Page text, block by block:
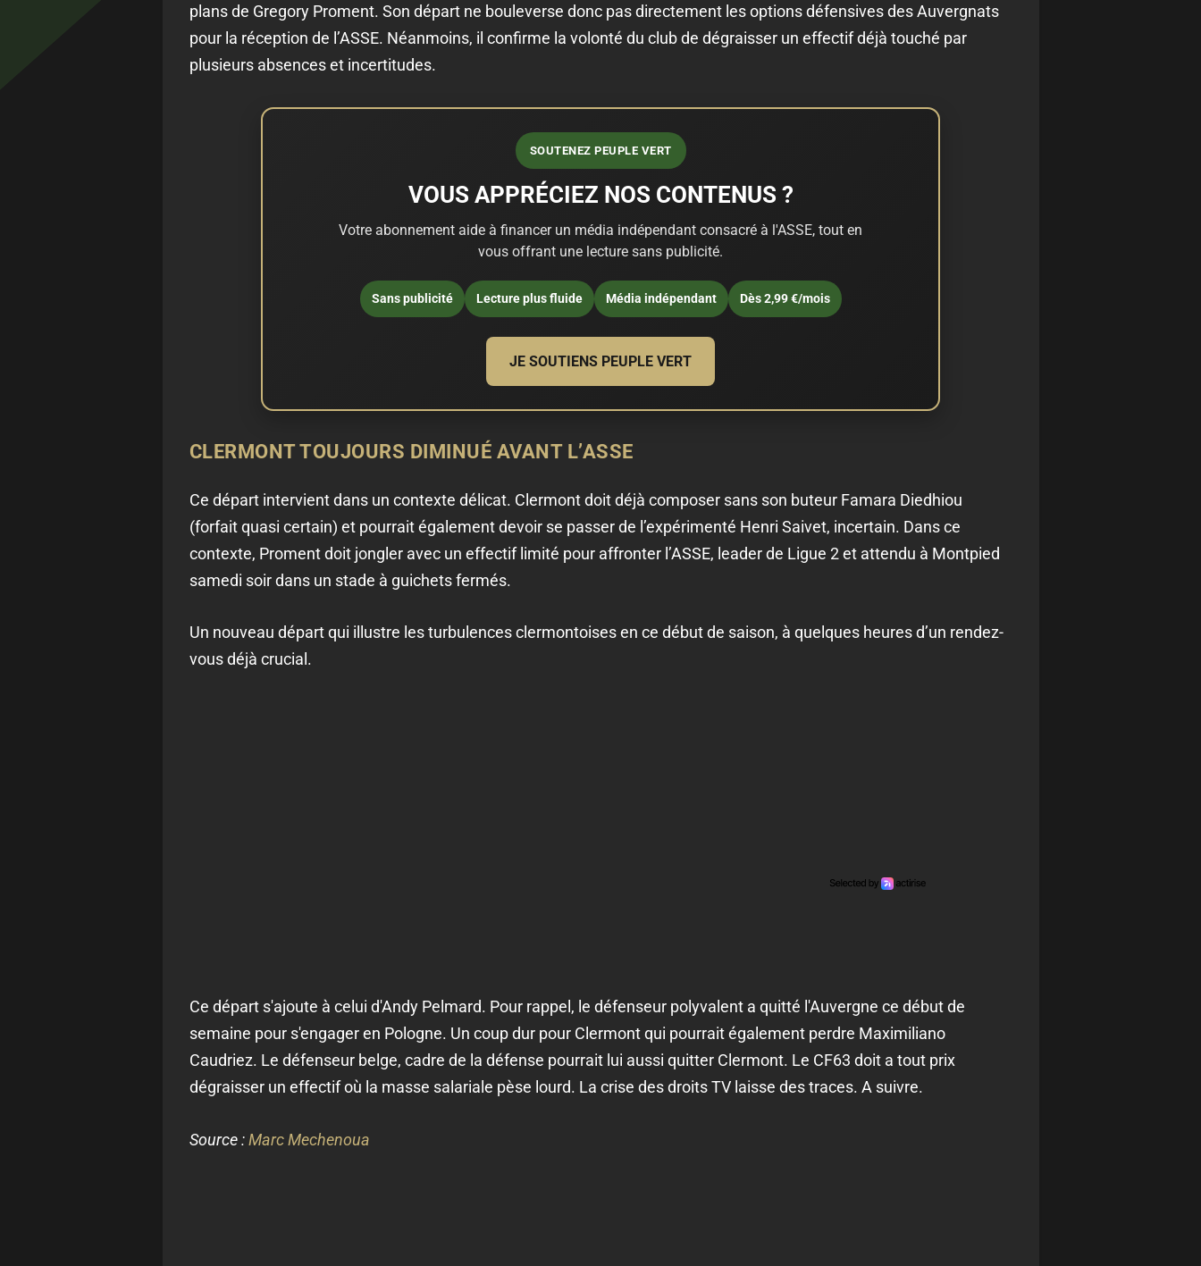
plans de Gregory Proment. Son départ ne bouleverse donc pas directement les options défensives des Auvergnats
pour la réception de l’ASSE. Néanmoins, il confirme la volonté du club de dégraisser un effectif déjà touché par
plusieurs absences et incertitudes.
SOUTENEZ PEUPLE VERT
VOUS APPRÉCIEZ NOS CONTENUS ?
Votre abonnement aide à financer un média indépendant consacré à l'ASSE, tout en
vous offrant une lecture sans publicité.
Sans publicité Lecture plus fluide Média indépendant Dès 2,99 €/mois
JE SOUTIENS PEUPLE VERT
CLERMONT TOUJOURS DIMINUÉ AVANT L’ASSE
Ce départ intervient dans un contexte délicat. Clermont doit déjà composer sans son buteur Famara Diedhiou
(forfait quasi certain) et pourrait également devoir se passer de l’expérimenté Henri Saivet, incertain. Dans ce
contexte, Proment doit jongler avec un effectif limité pour affronter l’ASSE, leader de Ligue 2 et attendu à Montpied
samedi soir dans un stade à guichets fermés.
Un nouveau départ qui illustre les turbulences clermontoises en ce début de saison, à quelques heures d’un rendez-
vous déjà crucial.
Ce départ s'ajoute à celui d'Andy Pelmard. Pour rappel, le défenseur polyvalent a quitté l'Auvergne ce début de
semaine pour s'engager en Pologne. Un coup dur pour Clermont qui pourrait également perdre Maximiliano
Caudriez. Le défenseur belge, cadre de la défense pourrait lui aussi quitter Clermont. Le CF63 doit a tout prix
dégraisser un effectif où la masse salariale pèse lourd. La crise des droits TV laisse des traces. A suivre.
Source :Marc Mechenoua